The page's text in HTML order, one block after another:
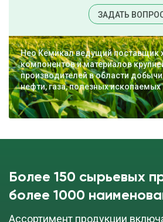
ЗАДАТЬ
Нео Кемикал ведущий поставщик
компонентов и материалов
производителей в области
нефти, газа, полезных ископаемых
Более 150 сырьевых
более 1000
Ассортимент продукции